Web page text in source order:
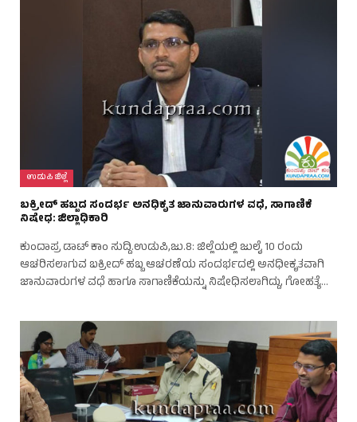
ಉಡುಪಿ ಜಿಲ್ಲೆ
ಬಕ್ರೀದ್ ಹಬ್ಬದ ಸಂದರ್ಭ ಅನಧಿಕೃತ ಜಾನುವಾರುಗಳ ವಧೆ, ಸಾಗಾಣಿಕೆ
ನಿಷೇಧ: ಜಿಲ್ಲಾಧಿಕಾರಿ
ಕುಂದಾಪ್ರ ಡಾಟ್ ಕಾಂ ಸುದ್ದಿ.ಉಡುಪಿ,ಜು.8: ಜಿಲ್ಲೆಯಲ್ಲಿ ಜುಲೈ 10 ರಂದು
ಆಚರಿಸಲಾಗುವ ಬಕ್ರೀದ್ ಹಬ್ಬ ಆಚರಣೆಯ ಸಂದರ್ಭದಲ್ಲಿ ಅನಧೀಕೃತವಾಗಿ
ಜಾನುವಾರುಗಳ ವಧೆ ಹಾಗೂ ಸಾಗಾಣಿಕೆಯನ್ನು ನಿಷೇಧಿಸಲಾಗಿದ್ದು, ಗೋಹತ್ಯೆ…